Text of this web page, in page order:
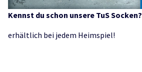
Kennst du schon unsere TuS Socken?
erhältlich bei jedem Heimspiel!